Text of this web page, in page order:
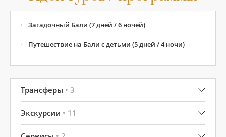
Загадочный Бали (7 дней / 6 ночей)
Путешествие на Бали с детьми (5 дней / 4 ночи)
Трансферы • 3
Экскурсии • 11